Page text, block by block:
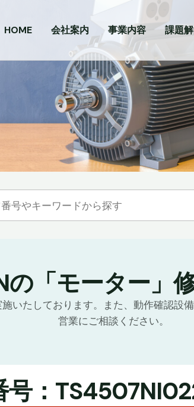
HOME 会社案内 事業内容 課題
の「モーター」
いたしております。また、動作確認設
営業にご相談ください。
号：